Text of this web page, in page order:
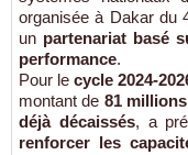
organisée à Dakar du
un partenariat basé
performance.
Pour le cycle 2024-
montant de 81
déjà décaissés, a
renforcer les